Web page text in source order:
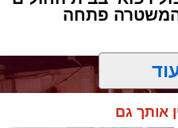
ז׳.
ע"י 'המרכז למורשת'
'חזון עובדיה'
במסגרתה פועלות
הזמנים ברחבי העיר
והמשטרה פתחה
אותך גם